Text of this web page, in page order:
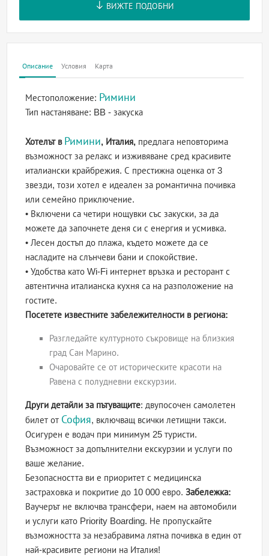
ВИЖТЕ ПОДОБНИ
Описание Условия Карта
Местоположение: Римини
Тип настаняване: BB - закуска
Хотелът в Римини, Италия, предлага неповторима
възможност за релакс и изживяване сред красивите
италиански крайбрежия. С престижна оценка от 3
звезди, този хотел е идеален за романтична почивка
или семейно приключение.
• Включени са четири нощувки със закуски, за да
можете да започнете деня си с енергия и усмивка.
• Лесен достъп до плажа, където можете да се
насладите на слънчеви бани и спокойствие.
• Удобства като Wi-Fi интернет връзка и ресторант с
автентична италианска кухня са на разположение на
гостите.
Посетете известните забележителности в региона:
Разгледайте културното съкровище на близкия
град Сан Марино.
Очаровайте се от историческите красоти на
Равена с полудневни екскурзии.
Други детайли за пътуващите: двупосочен самолетен
билет от София, включващ всички летищни такси.
Осигурен е водач при минимум 25 туристи.
Възможност за допълнителни екскурзии и услуги по
ваше желание.
Безопасността ви е приоритет с медицинска
застраховка и покритие до 10 000 евро.Забележка:
Ваучерът не включва трансфери, наем на автомобили
и услуги като Priority Boarding. Не пропускайте
възможността за незабравима лятна почивка в един от
най-красивите региони на Италия!